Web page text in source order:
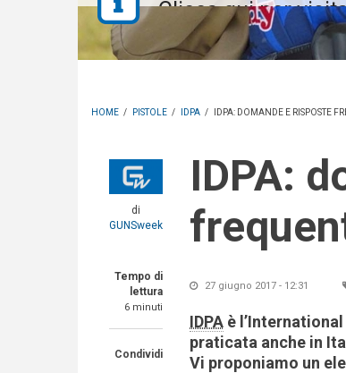
HOME / PISTOLE / IDPA / IDPA: DOMANDE E RISPOSTE
di
GUNSweek
Tempo di
lettura
6 minuti
Condividi
IDPA: domande e risposte
27 giugno 2017 - 12:31
IDPA è
praticata anche in
Vi proponiamo un